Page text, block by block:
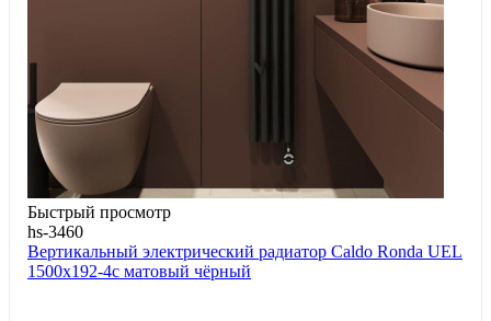
Быстрый просмотр
hs-3460
Вертикальный электрический радиатор Caldo Ronda UEL
1500x192-4с матовый чёрный